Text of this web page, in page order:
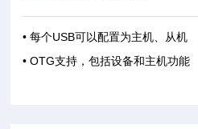
• 每个USB可以配置为主机、从机
• OTG支持，包括设备和主机功能